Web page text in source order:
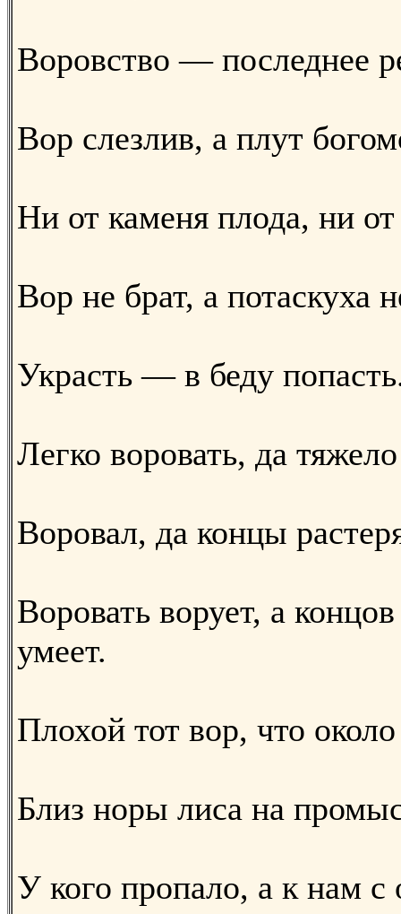
Воровство — последнее
Вор слезлив, а плут
Ни от каменя плода, ни
Вор не брат, а потаскуха
Украсть — в беду
Легко воровать, да
Воровал, да концы
Воровать ворует, а
умеет.
Плохой тот вор, что около
Близ норы лиса на
У кого пропало, а к нам с